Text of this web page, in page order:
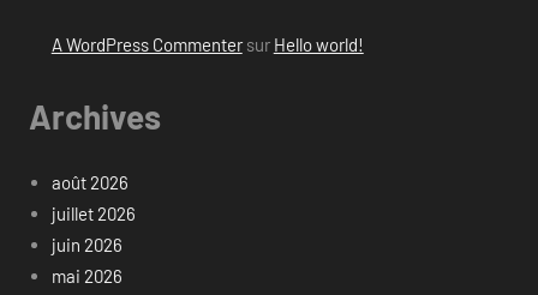
A WordPress Commentersur Hello world!
Archives
août 2026
juillet 2026
juin 2026
mai 2026